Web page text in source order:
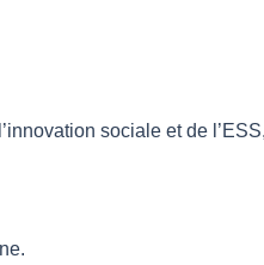
sociale et de l’ESS,